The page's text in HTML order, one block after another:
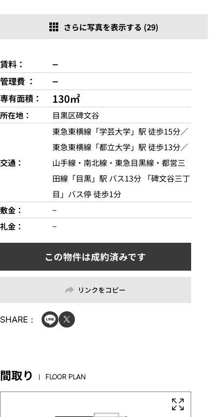
さらに写真を表示する (29)
賃料 −
管理費 −
専有面積 130㎡
所在地 目黒区碑文谷
交通
東急東横線「学芸大学」駅 徒歩15分／
東急東横線「都立大学」駅 徒歩13分／
山手線・南北線・東急目黒線・都営三
田線「目黒」駅 バス13分 「碑文谷三丁
目」バス停 徒歩1分
敷金
−
礼金
−
リンクをコピー
SHARE：
間取り FLOOR PLAN